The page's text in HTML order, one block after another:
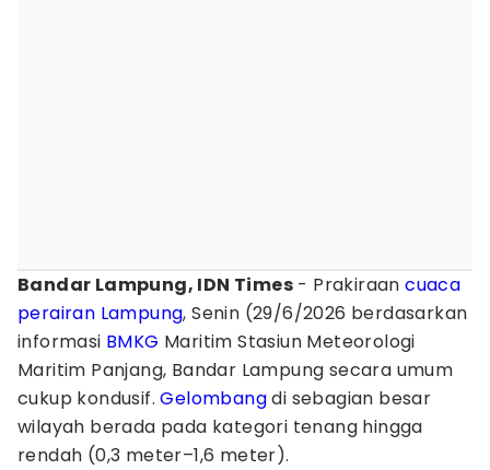
Bandar Lampung, IDN Times - Prakiraancuaca
perairan Lampung, Senin (29/6/2026 berdasarkan
informasi BMKG Maritim Stasiun Meteorologi
Maritim Panjang, Bandar Lampung secara umum
cukup kondusif.Gelombangdi sebagian besar
wilayah berada pada kategori tenang hingga
rendah (0,3 meter–1,6 meter).